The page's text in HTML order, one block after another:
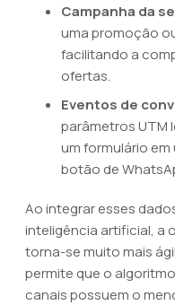
Campanha da
uma promoção
facilitando a
ofertas.
Eventos de
parâmetros UTM
um formulário em
botão de
Ao integrar esses
inteligência artificial, a
torna-se muito mais
permite que o
canais possuem o